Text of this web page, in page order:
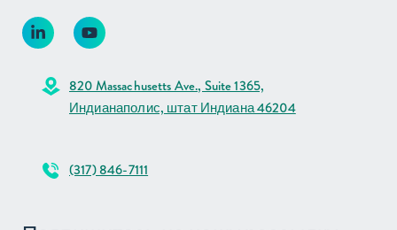
820 Massachusetts Ave., Suite 1365,
Индианаполис, штат Индиана 46204
(317) 846-7111